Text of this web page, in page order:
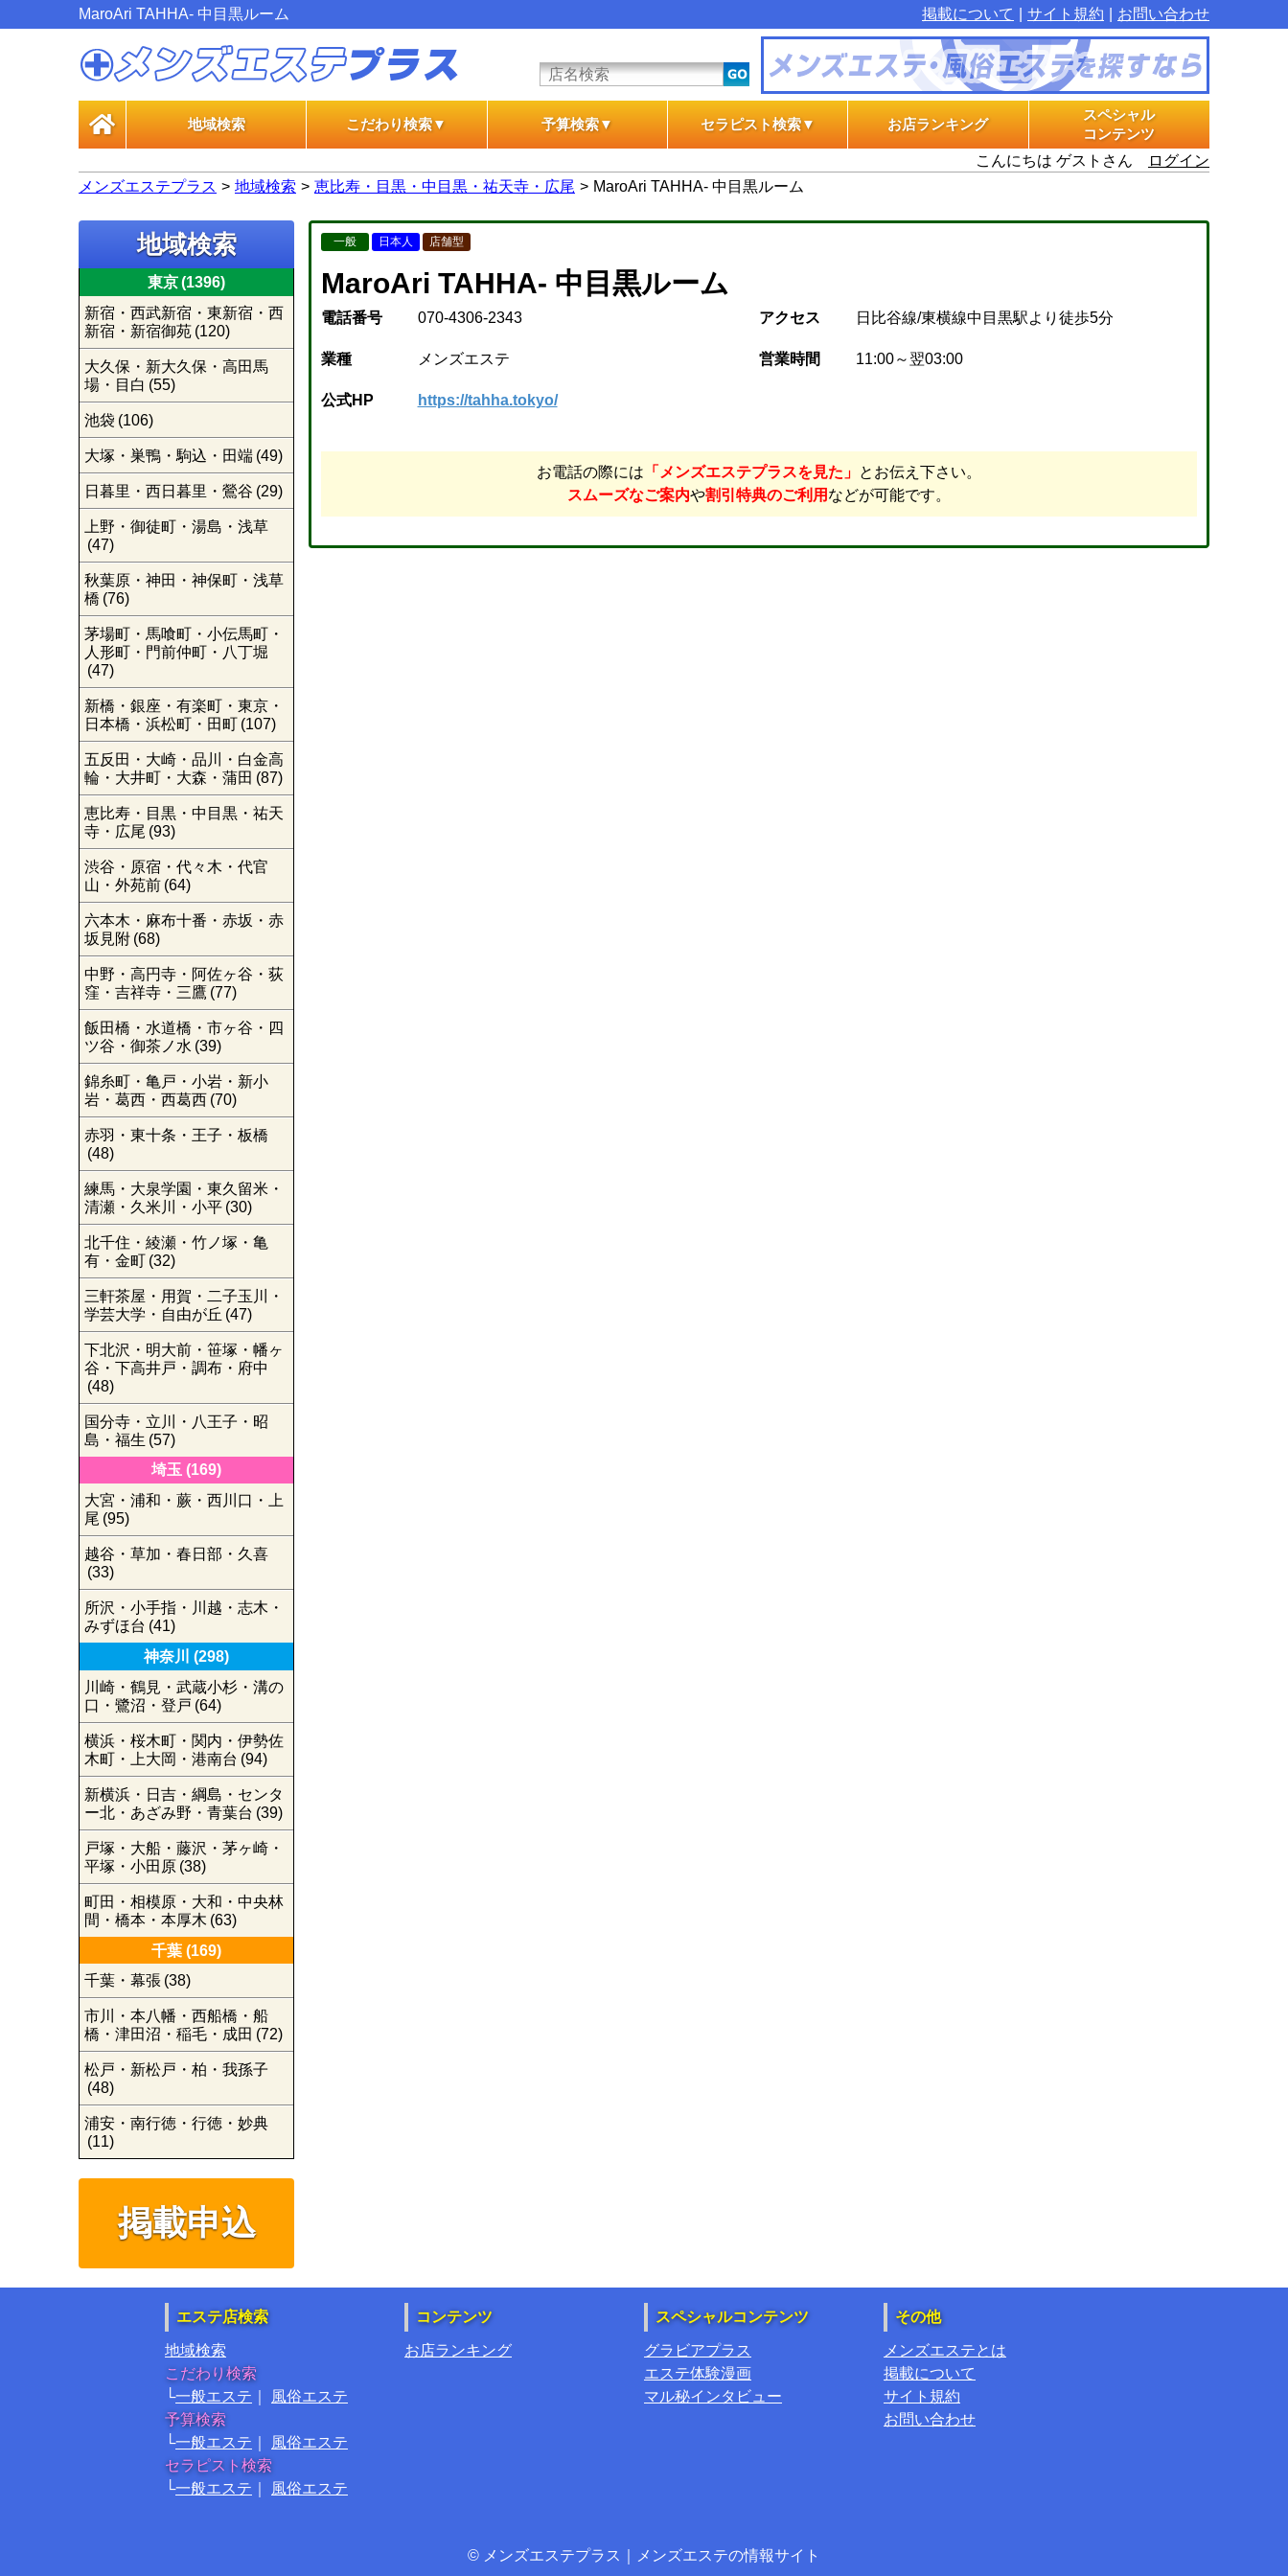
MaroAri TAHHA- 中目黒ルーム 掲載について サイト規約 お問い合わせ
地域検索 こだわり検索▼
一般エステ
風俗エステ
予算検索▼
一般エステ
風俗エステ
セラピスト検索▼
一般エステ
風俗エステ
お店ランキング
スペシャル
コンテンツ
グラビアプラス
エステ体験漫画
マル秘インタビュー
こんにちは ゲストさん
ログイン
メンズエステプラス
地域検索 恵比寿・目黒・中目黒・祐天寺・広尾 MaroAri TAHHA- 中目黒ルーム
地域検索
東京(1396)
新宿・西武新宿・東新宿・西
新宿・新宿御苑 (120)
大久保・新大久保・高田馬
場・目白 (55)
池袋 (106)
大塚・巣鴨・駒込・田端 (49)
日暮里・西日暮里・鶯谷 (29)
上野・御徒町・湯島・浅草
(47)
秋葉原・神田・神保町・浅草
橋 (76)
茅場町・馬喰町・小伝馬町・
人形町・門前仲町・八丁堀
(47)
新橋・銀座・有楽町・東京・
日本橋・浜松町・田町 (107)
五反田・大崎・品川・白金高
輪・大井町・大森・蒲田 (87)
恵比寿・目黒・中目黒・祐天
寺・広尾 (93)
渋谷・原宿・代々木・代官
山・外苑前 (64)
六本木・麻布十番・赤坂・赤
坂見附 (68)
中野・高円寺・阿佐ヶ谷・荻
窪・吉祥寺・三鷹 (77)
飯田橋・水道橋・市ヶ谷・四
ツ谷・御茶ノ水 (39)
錦糸町・亀戸・小岩・新小
岩・葛西・西葛西 (70)
赤羽・東十条・王子・板橋
(48)
練馬・大泉学園・東久留米・
清瀬・久米川・小平 (30)
北千住・綾瀬・竹ノ塚・亀
有・金町 (32)
三軒茶屋・用賀・二子玉川・
学芸大学・自由が丘 (47)
下北沢・明大前・笹塚・幡ヶ
谷・下高井戸・調布・府中
(48)
国分寺・立川・八王子・昭
島・福生 (57)
埼玉 (169)
大宮・浦和・蕨・西川口・上
尾 (95)
越谷・草加・春日部・久喜
(33)
所沢・小手指・川越・志木・
みずほ台 (41)
神奈川
(298)
川崎・鶴見・武蔵小杉・溝の
口・鷺沼・登戸 (64)
横浜・桜木町・関内・伊勢佐
木町・上大岡・港南台 (94)
新横浜・日吉・綱島・センタ
ー北・あざみ野・青葉台 (39)
戸塚・大船・藤沢・茅ヶ崎・
平塚・小田原 (38)
町田・相模原・大和・中央林
間・橋本・本厚木 (63)
千葉 (169)
千葉・幕張 (38)
市川・本八幡・西船橋・船
橋・津田沼・稲毛・成田 (72)
松戸・新松戸・柏・我孫子
(48)
浦安・南行徳・行徳・妙典
(11)
掲載申込
一般 日本人 店舗型
MaroAri TAHHA- 中目黒ルーム
電話番号 070-4306-2343 アクセス 日比谷線/東横線中目黒駅より徒歩5分
業種 メンズエステ 営業時間 11:00～翌03:00
公式HP https://tahha.tokyo/
お電話の際には 「メンズエステプラスを見た」 とお伝え下さい。
スムーズなご案内や割引特典のご利用 などが可能です。
エステ店検索
地域検索
こだわり検索
一般エステ
風俗エステ
予算検索
一般エステ
風俗エステ
セラピスト検索
一般エステ
風俗エステ
コンテンツ
お店ランキング
スペシャルコンテンツ
グラビアプラス
エステ体験漫画
マル秘インタビュー
その他
メンズエステとは
掲載について
サイト規約
お問い合わせ
© メンズエステプラス｜メンズエステの情報サイト